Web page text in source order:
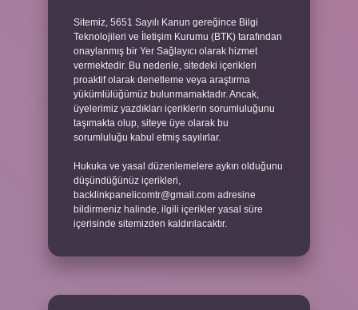
Sitemiz, 5651 Sayılı Kanun gereğince Bilgi
Teknolojileri ve İletişim Kurumu (BTK) tarafından
onaylanmış bir Yer Sağlayıcı olarak hizmet
vermektedir. Bu nedenle, sitedeki içerikleri
proaktif olarak denetleme veya araştırma
yükümlülüğümüz bulunmamaktadır. Ancak,
üyelerimiz yazdıkları içeriklerin sorumluluğunu
taşımakta olup, siteye üye olarak bu
sorumluluğu kabul etmiş sayılırlar.
Hukuka ve yasal düzenlemelere aykırı olduğunu
düşündüğünüz içerikleri,
backlinkpanelicomtr@gmail.com adresine
bildirmeniz halinde, ilgili içerikler yasal süre
içerisinde sitemizden kaldırılacaktır.